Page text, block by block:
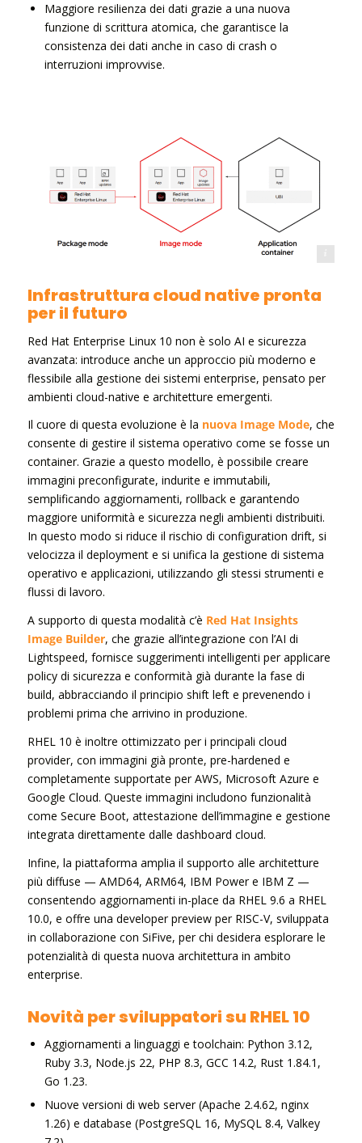
Maggiore resilienza dei dati grazie a una nuova
funzione di scrittura atomica, che garantisce la
consistenza dei dati anche in caso di crash o
interruzioni improvvise.
Red Hat 2025
Infrastruttura cloud native pronta
per il futuro
Red Hat Enterprise Linux 10 non è solo AI e sicurezza
avanzata: introduce anche un approccio più moderno e
flessibile alla gestione dei sistemi enterprise, pensato per
ambienti cloud-native e architetture emergenti.
Il cuore di questa evoluzione è la nuova Image Mode, che
consente di gestire il sistema operativo come se fosse un
container. Grazie a questo modello, è possibile creare
immagini preconfigurate, indurite e immutabili,
semplificando aggiornamenti, rollback e garantendo
maggiore uniformità e sicurezza negli ambienti distribuiti.
In questo modo si riduce il rischio di configuration drift, si
velocizza il deployment e si unifica la gestione di sistema
operativo e applicazioni, utilizzando gli stessi strumenti e
flussi di lavoro.
A supporto di questa modalità c’è Red Hat Insights
Image Builder, che grazie all’integrazione con l’AI di
Lightspeed, fornisce suggerimenti intelligenti per applicare
policy di sicurezza e conformità già durante la fase di
build, abbracciando il principio shift left e prevenendo i
problemi prima che arrivino in produzione.
RHEL 10 è inoltre ottimizzato per i principali cloud
provider, con immagini già pronte, pre-hardened e
completamente supportate per AWS, Microsoft Azure e
Google Cloud. Queste immagini includono funzionalità
come Secure Boot, attestazione dell’immagine e gestione
integrata direttamente dalle dashboard cloud.
Infine, la piattaforma amplia il supporto alle architetture
più diffuse — AMD64, ARM64, IBM Power e IBM Z —
consentendo aggiornamenti in-place da RHEL 9.6 a RHEL
10.0, e offre una developer preview per RISC-V, sviluppata
in collaborazione con SiFive, per chi desidera esplorare le
potenzialità di questa nuova architettura in ambito
enterprise.
Novità per sviluppatori su RHEL 10
Aggiornamenti a linguaggi e toolchain: Python 3.12,
Ruby 3.3, Node.js 22, PHP 8.3, GCC 14.2, Rust 1.84.1,
Go 1.23.
Nuove versioni di web server (Apache 2.4.62, nginx
1.26) e database (PostgreSQL 16, MySQL 8.4, Valkey